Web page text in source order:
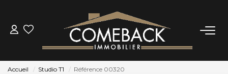
ACHETER
Accueil Studio T1 Référence 00320